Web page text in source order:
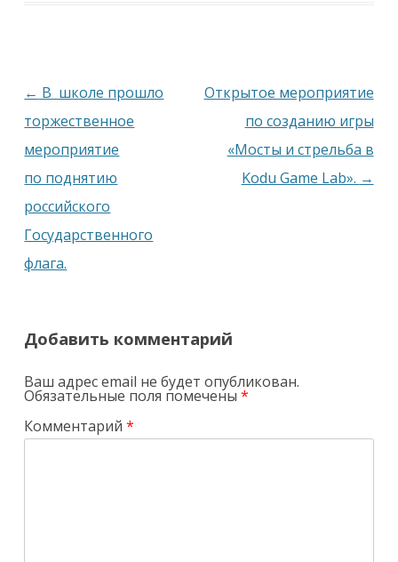
Навигация
по
записям
← В школе прошло
торжественное
мероприятие
по поднятию
российского
Государственного
флага.
Открытое мероприятие
по созданию игры
«Мосты и стрельба в
Kodu Game Lab». →
Добавить комментарий
Ваш адрес email не будет опубликован.
Обязательные поля помечены*
Комментарий*